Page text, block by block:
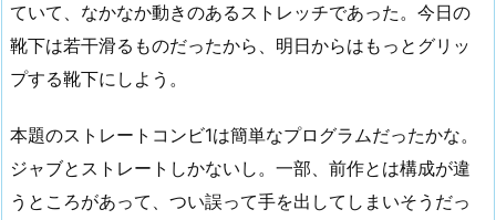
ていて、なかなか動きのあるストレッチであった。今日の
靴下は若干滑るものだったから、明日からはもっとグリッ
プする靴下にしよう。
本題のストレートコンビ1は簡単なプログラムだったかな。
ジャブとストレートしかないし。一部、前作とは構成が違
うところがあって、つい誤って手を出してしまいそうだっ